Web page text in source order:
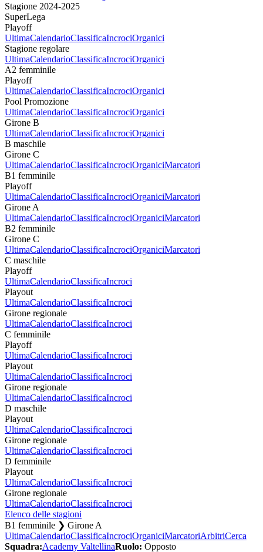
Stagione 2024-2025
SuperLega
Playoff
UltimaCalendarioClassificaIncrociOrganici
Stagione regolare
UltimaCalendarioClassificaIncrociOrganici
A2 femminile
Playoff
UltimaCalendarioClassificaIncrociOrganici
Pool Promozione
UltimaCalendarioClassificaIncrociOrganici
Girone B
UltimaCalendarioClassificaIncrociOrganici
B maschile
Girone C
UltimaCalendarioClassificaIncrociOrganiciMarcatori
B1 femminile
Playoff
UltimaCalendarioClassificaIncrociOrganiciMarcatori
Girone A
UltimaCalendarioClassificaIncrociOrganiciMarcatori
B2 femminile
Girone C
UltimaCalendarioClassificaIncrociOrganiciMarcatori
C maschile
Playoff
UltimaCalendarioClassificaIncroci
Playout
UltimaCalendarioClassificaIncroci
Girone regionale
UltimaCalendarioClassificaIncroci
C femminile
Playoff
UltimaCalendarioClassificaIncroci
Playout
UltimaCalendarioClassificaIncroci
Girone regionale
UltimaCalendarioClassificaIncroci
D maschile
Playout
UltimaCalendarioClassificaIncroci
Girone regionale
UltimaCalendarioClassificaIncroci
D femminile
Playout
UltimaCalendarioClassificaIncroci
Girone regionale
UltimaCalendarioClassificaIncroci
Elenco delle stagioni
B1 femminile ❯ Girone A
UltimaCalendarioClassificaIncrociOrganiciMarcatoriArbitriCerca
Squadra:Academy ValtellinaRuolo: Opposto